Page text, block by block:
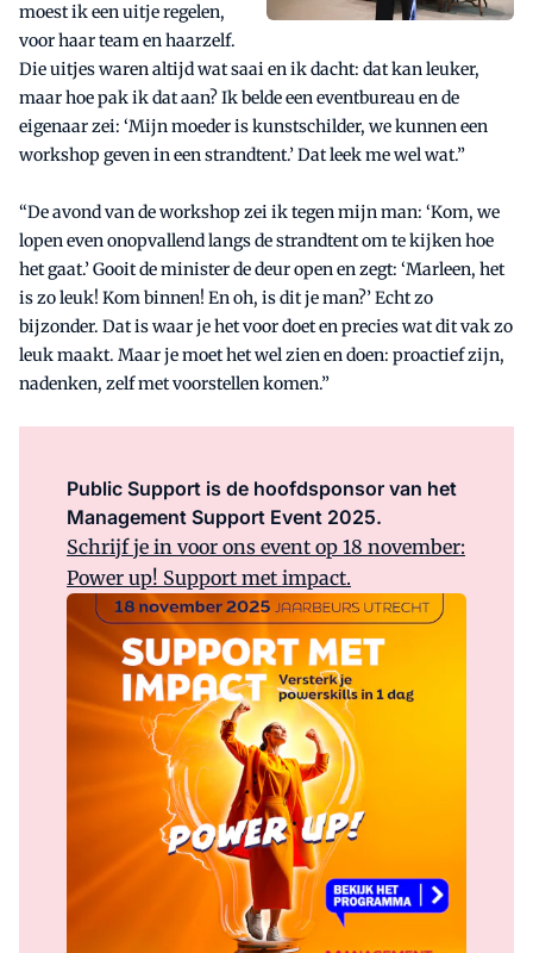
moest ik een uitje regelen,
voor haar team en haarzelf.
Die uitjes waren altijd wat saai en ik dacht: dat kan leuker,
maar hoe pak ik dat aan? Ik belde een eventbureau en de
eigenaar zei: ‘Mijn moeder is kunstschilder, we kunnen een
workshop geven in een strandtent.’ Dat leek me wel wat.”
“De avond van de workshop zei ik tegen mijn man: ‘Kom, we
lopen even onopvallend langs de strandtent om te kijken hoe
het gaat.’ Gooit de minister de deur open en zegt: ‘Marleen, het
is zo leuk! Kom binnen! En oh, is dit je man?’ Echt zo
bijzonder. Dat is waar je het voor doet en precies wat dit vak zo
leuk maakt. Maar je moet het wel zien en doen: proactief zijn,
nadenken, zelf met voorstellen komen.”
Public Support is de hoofdsponsor van het
Management Support Event 2025.
Schrijf je in voor ons event op 18 november:
Power up! Support met impact.